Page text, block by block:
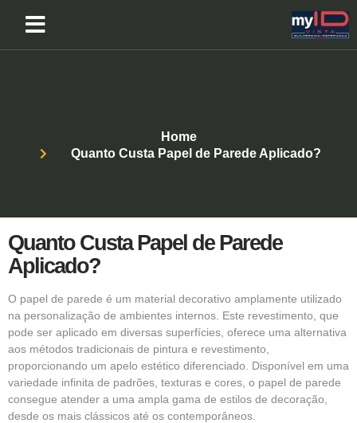
Home
Quanto Custa Papel de Parede Aplicado?
Quanto Custa Papel de Parede
Aplicado?
O papel de parede é um material decorativo amplamente utilizado
na personalização de ambientes internos. Este revestimento, que
pode ser aplicado em diversas superfícies, oferece uma alternativa
aos métodos tradicionais de pintura e revestimento,
proporcionando um apelo estético diferenciado. Disponível em uma
variedade infinita de padrões, texturas e cores, o papel de parede
consegue atender a uma ampla gama de estilos de decoração,
desde os mais clássicos até os contemporâneos.